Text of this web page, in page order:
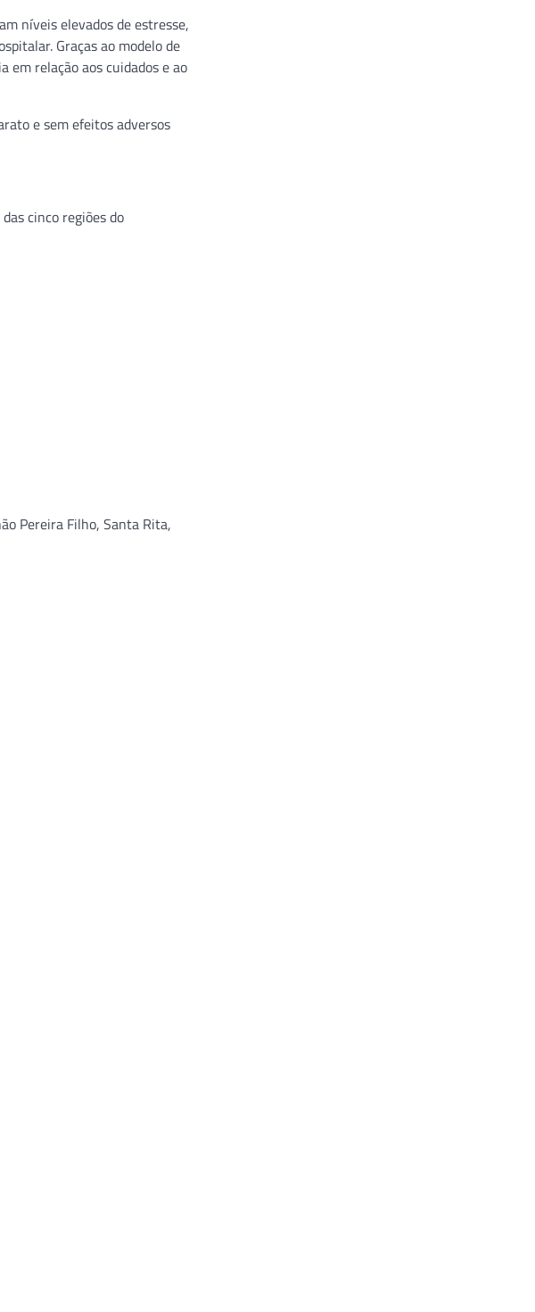
níveis elevados de estresse,
Graças ao modelo de
relação aos cuidados e ao
e sem efeitos adversos
cinco regiões do
Pereira Filho, Santa Rita,